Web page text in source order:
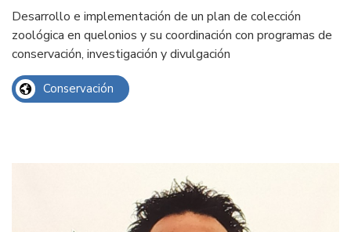
Desarrollo e implementación de un plan de colección
zoológica en quelonios y su coordinación con programas de
conservación, investigación y divulgación
Conservación